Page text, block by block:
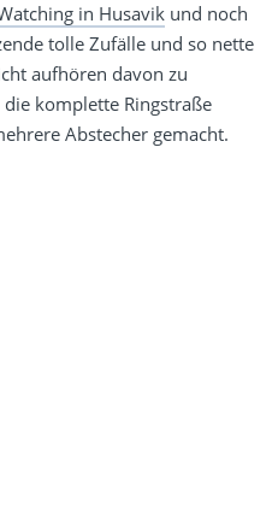
in Husavik und noch
tolle Zufälle und so nette
aufhören davon zu
komplette Ringstraße
Abstecher gemacht.